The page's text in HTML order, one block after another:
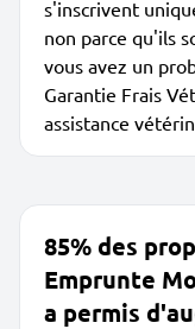
s'inscrivent
non parce qu'ils
vous avez un
Garantie Frais
assistance
85% des
Emprunte
a permis